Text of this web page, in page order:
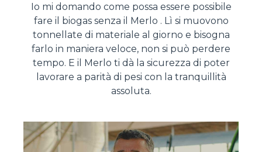
Io mi domando come possa essere possibile
fare il biogas senza il Merlo . Lì si muovono
tonnellate di materiale al giorno e bisogna
farlo in maniera veloce, non si può perdere
tempo. E il Merlo ti dà la sicurezza di poter
lavorare a parità di pesi con la tranquillità
assoluta.